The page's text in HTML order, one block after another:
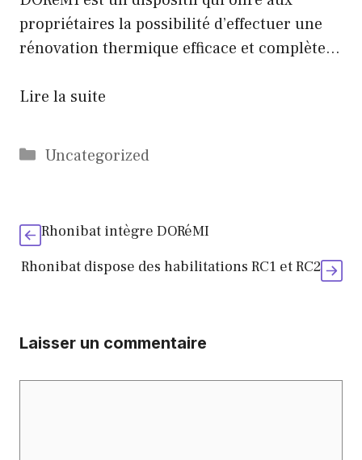
propriétaires la possibilité d’effectuer une
rénovation thermique efficace et complète…
Lire la suite
Catégories
Uncategorized
Rhonibat intègre DORéMI
Rhonibat dispose des habilitations RC1 et RC2
Laisser un commentaire